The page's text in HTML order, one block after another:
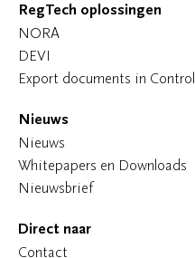
RegTech oplossingen
NORA
DEVI
Export documents in Control
Nieuws
Nieuws
Whitepapers en Downloads
Nieuwsbrief
Direct naar
Contact